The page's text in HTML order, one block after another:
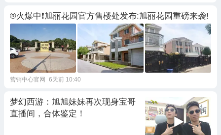
®火爆中❗旭丽花园官方售楼处发布:旭丽花园重磅来袭!
营销中心官网 6天前 10:40
梦幻西游：旭旭妹妹再次现身宝哥
直播间，合体鉴定！